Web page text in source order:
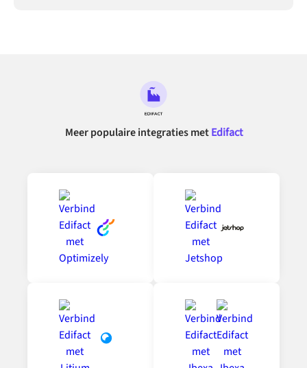
Meer populaire integraties metEdifact